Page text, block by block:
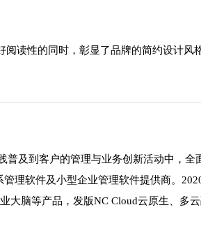
读性的同时，彰显了品牌的简约设计风
及到客户的管理与业务创新活动中，全
理软件及小型企业管理软件提供商。
脑等产品，发版NC Cloud云原生、多